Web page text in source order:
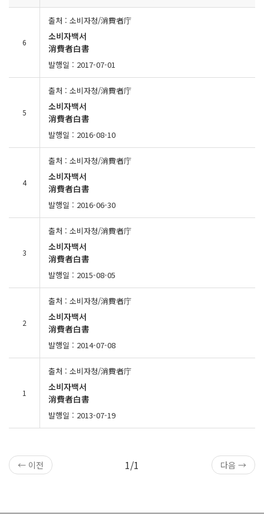
6
출처 : 소비자청/消費者庁
소비자백서
消費者白書
발행일 : 2017-07-01
5
출처 : 소비자청/消費者庁
소비자백서
消費者白書
발행일 : 2016-08-10
4
출처 : 소비자청/消費者庁
소비자백서
消費者白書
발행일 : 2016-06-30
3
출처 : 소비자청/消費者庁
소비자백서
消費者白書
발행일 : 2015-08-05
2
출처 : 소비자청/消費者庁
소비자백서
消費者白書
발행일 : 2014-07-08
1
출처 : 소비자청/消費者庁
소비자백서
消費者白書
발행일 : 2013-07-19
← 이전 1/1 다음 →